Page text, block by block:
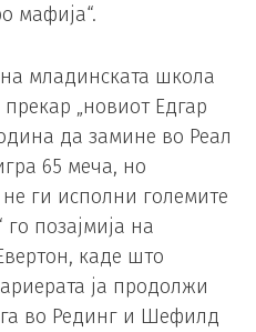
мафија“.
младинската школа
„новиот Едгар
да замине во Реал
65 меча, но
ги исполни големите
позајмија на
каде што
ја продолжи
во Рединг и Шефилд